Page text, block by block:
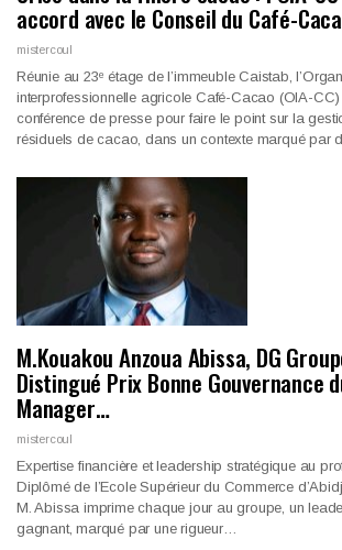
accord avec le Conseil du Café-
mistercoul
Réunie au 23ᵉ étage de l’immeuble Caistab,
interprofessionnelle agricole Café-Cacao (OIA-
conférence de presse pour faire le point sur la
résiduels de cacao, dans un contexte marqué par
M.Kouakou Anzoua Abissa, DG
Distingué Prix Bonne Gouvernance
Manager…
mistercoul
Expertise financière et leadership stratégique au
Diplômé de l’Ecole Supérieur du Commerce
M. Abissa imprime chaque jour au groupe, un
gagnant, marqué par une rigueur…